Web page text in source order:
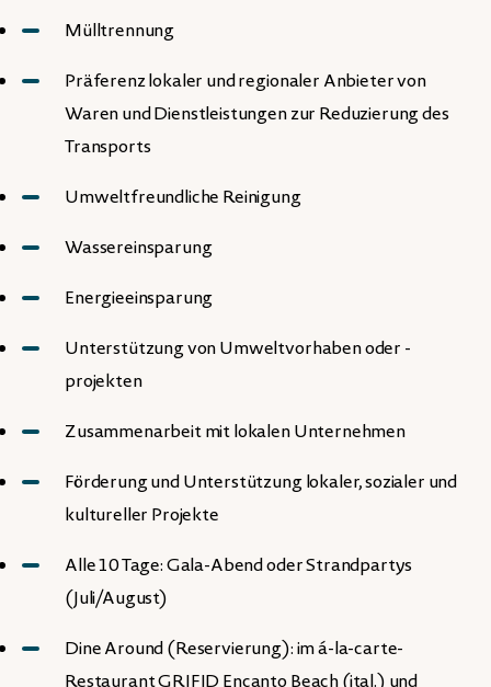
Mülltrennung
Präferenz lokaler und regionaler Anbieter von
Waren und Dienstleistungen zur Reduzierung des
Transports
Umweltfreundliche Reinigung
Wassereinsparung
Energieeinsparung
Unterstützung von Umweltvorhaben oder -
projekten
Zusammenarbeit mit lokalen Unternehmen
Förderung und Unterstützung lokaler, sozialer und
kultureller Projekte
Alle 10 Tage: Gala-Abend oder Strandpartys
(Juli/August)
Dine Around (Reservierung): im á-la-carte-
Restaurant GRIFID Encanto Beach (ital.) und